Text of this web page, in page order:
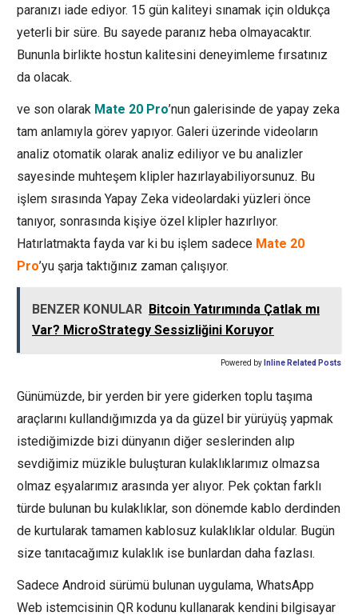
paranızı iade ediyor. 15 gün kaliteyi sınamak için oldukça
yeterli bir süre. Bu sayede paranız heba olmayacaktır.
Bununla birlikte hostun kalitesini deneyimleme fırsatınız
da olacak.
ve son olarak Mate 20 Pro’nun galerisinde de yapay zeka
tam anlamıyla görev yapıyor. Galeri üzerinde videoların
analiz otomatik olarak analiz ediliyor ve bu analizler
sayesinde muhteşem klipler hazırlayabiliyorsunuz. Bu
işlem sırasında Yapay Zeka videolardaki yüzleri önce
tanıyor, sonrasında kişiye özel klipler hazırlıyor.
Hatırlatmakta fayda var ki bu işlem sadece Mate 20
Pro’yu şarja taktığınız zaman çalışıyor.
BENZER KONULAR Bitcoin Yatırımında Çatlak mı
Var? MicroStrategy Sessizliğini Koruyor
Powered by Inline Related Posts
Günümüzde, bir yerden bir yere giderken toplu taşıma
araçlarını kullandığımızda ya da güzel bir yürüyüş yapmak
istediğimizde bizi dünyanın diğer seslerinden alıp
sevdiğimiz müzikle buluşturan kulaklıklarımız olmazsa
olmaz eşyalarımız arasında yer alıyor. Pek çoktan farklı
türde bulunan bu kulaklıklar, son dönemde kablo derdinden
de kurtularak tamamen kablosuz kulaklıklar oldular. Bugün
size tanıtacağımız kulaklık ise bunlardan daha fazlası.
Sadece Android sürümü bulunan uygulama, WhatsApp
Web istemcisinin QR kodunu kullanarak kendini bilgisayar